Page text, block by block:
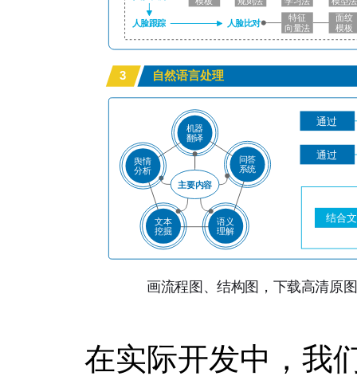
在实际开发中，我